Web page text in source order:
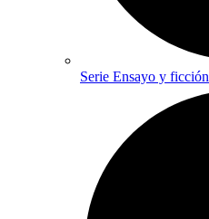
Serie Ensayo y ficción